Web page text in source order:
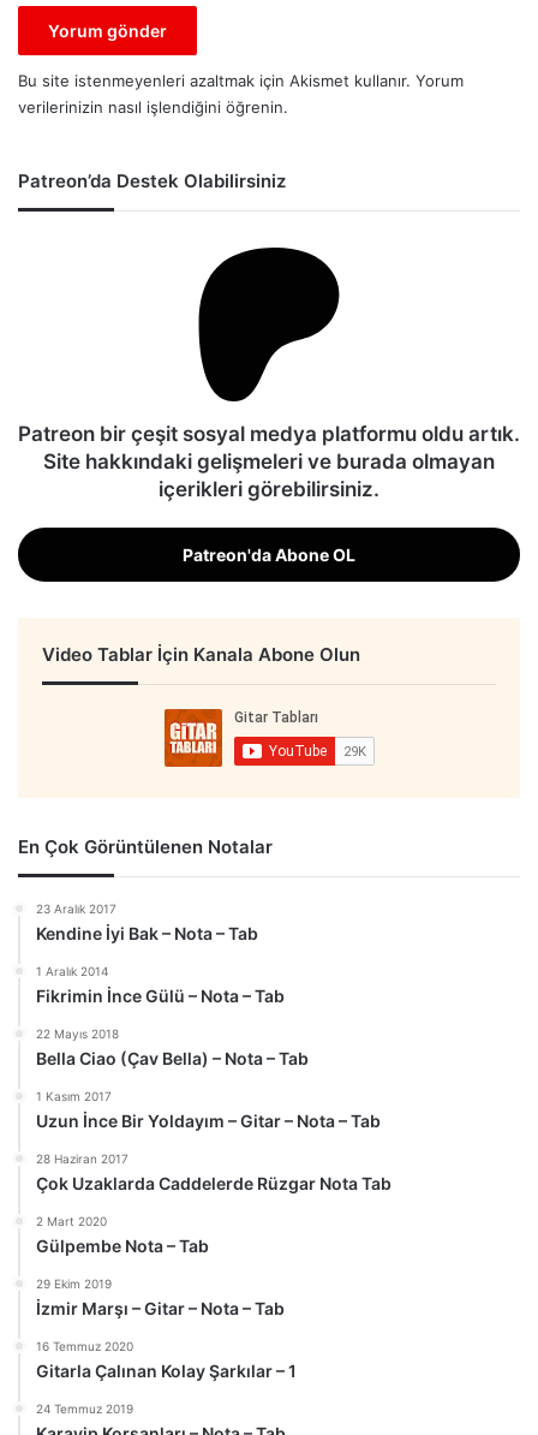
Bu site istenmeyenleri azaltmak için Akismet kullanır. Yorum
verilerinizin nasıl işlendiğini öğrenin.
Patreon’da Destek Olabilirsiniz
Patreon bir çeşit sosyal medya platformu oldu artık.
Site hakkındaki gelişmeleri ve burada olmayan
içerikleri görebilirsiniz.
Patreon'da Abone OL
Video Tablar İçin Kanala Abone Olun
En Çok Görüntülenen Notalar
23 Aralık 2017
Kendine İyi Bak – Nota – Tab
1 Aralık 2014
Fikrimin İnce Gülü – Nota – Tab
22 Mayıs 2018
Bella Ciao (Çav Bella) – Nota – Tab
1 Kasım 2017
Uzun İnce Bir Yoldayım – Gitar – Nota – Tab
28 Haziran 2017
Çok Uzaklarda Caddelerde Rüzgar Nota Tab
2 Mart 2020
Gülpembe Nota – Tab
29 Ekim 2019
İzmir Marşı – Gitar – Nota – Tab
16 Temmuz 2020
Gitarla Çalınan Kolay Şarkılar – 1
24 Temmuz 2019